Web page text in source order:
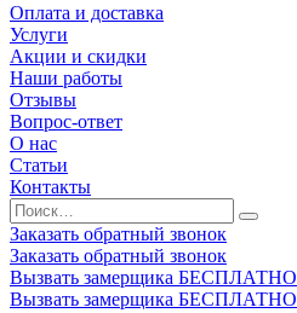
Оплата и доставка
Услуги
Акции и скидки
Наши работы
Отзывы
Вопрос-ответ
О нас
Статьи
Контакты
Заказать обратный звонок
Заказать обратный звонок
Вызвать замерщика БЕСПЛАТНО
Вызвать замерщика БЕСПЛАТНО